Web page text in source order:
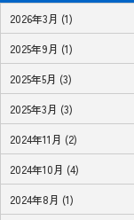
2026年3月 (1)
2025年9月 (1)
2025年5月 (3)
2025年3月 (3)
2024年11月 (2)
2024年10月 (4)
2024年8月 (1)